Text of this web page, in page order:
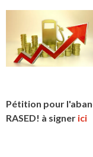
Pétition pour
RASED! à signer ici